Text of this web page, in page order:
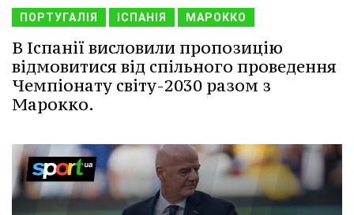
ПОРТУГАЛІЯ ІСПАНІЯ МАРОККО
В Іспанії висловили пропозицію
відмовитися від спільного проведення
Чемпіонату світу-2030 разом з
Марокко.